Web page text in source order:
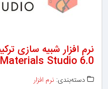
Materials Studio 6.0
دسته‌بندی: نرم افزار